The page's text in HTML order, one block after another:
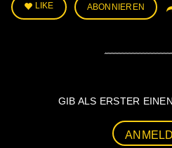
LIKE ABONNIEREN
GIB ALS ERSTER